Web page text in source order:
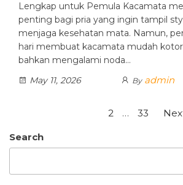
Lengkap untuk Pemula Kacamata
penting bagi pria yang ingin tampil
menjaga kesehatan mata. Namun,
hari membuat kacamata mudah
bahkan mengalami noda…
May 11, 2026
By admin
pagination
2 … 33
Search